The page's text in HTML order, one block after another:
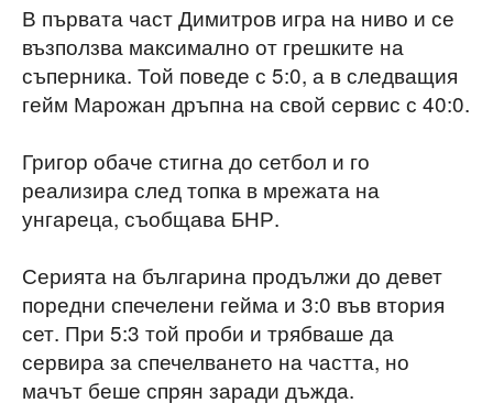
В първата част Димитров игра на ниво и се
възползва максимално от грешките на
съперника. Той поведе с 5:0, а в следващия
гейм Марожан дръпна на свой сервис с 40:0.
Григор обаче стигна до сетбол и го
реализира след топка в мрежата на
унгареца, съобщава БНР.
Серията на българина продължи до девет
поредни спечелени гейма и 3:0 във втория
сет. При 5:3 той проби и трябваше да
сервира за спечелването на частта, но
мачът беше спрян заради дъжда.